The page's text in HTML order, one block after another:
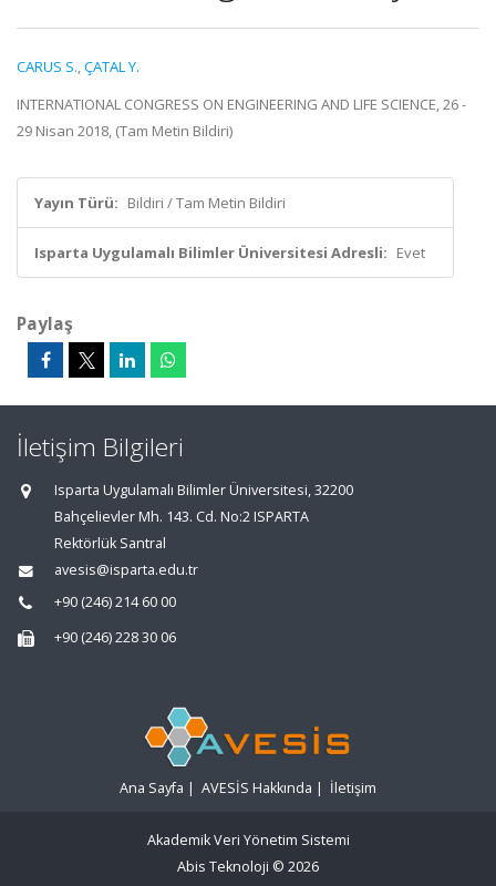
CARUS S.,ÇATAL Y.
INTERNATIONAL CONGRESS ON ENGINEERING AND LIFE SCIENCE, 26 -
29 Nisan 2018, (Tam Metin Bildiri)
Yayın Türü: Bildiri / Tam Metin Bildiri
Isparta Uygulamalı Bilimler Üniversitesi Adresli: Evet
Paylaş
İletişim Bilgileri
Isparta Uygulamalı Bilimler Üniversitesi, 32200
Bahçelievler Mh. 143. Cd. No:2 ISPARTA
Rektörlük Santral
avesis@isparta.edu.tr
+90 (246) 214 60 00
+90 (246) 228 30 06
Ana Sayfa | AVESİS Hakkında | İletişim
Akademik Veri Yönetim Sistemi
Abis Teknoloji © 2026